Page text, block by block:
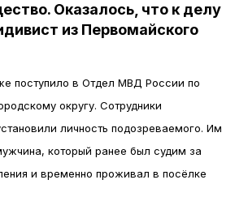
Оказалось, что к делу
из Первомайского
поступило в Отдел МВД России по
округу. Сотрудники
личность подозреваемого. Им
который ранее был судим за
и временно проживал в посёлке